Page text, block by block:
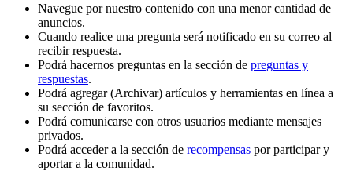
Navegue por nuestro contenido con una menor cantidad de
anuncios.
Cuando realice una pregunta será notificado en su correo al
recibir respuesta.
Podrá hacernos preguntas en la sección de preguntas y
respuestas.
Podrá agregar (Archivar) artículos y herramientas en línea a
su sección de favoritos.
Podrá comunicarse con otros usuarios mediante mensajes
privados.
Podrá acceder a la sección de recompensas por participar y
aportar a la comunidad.